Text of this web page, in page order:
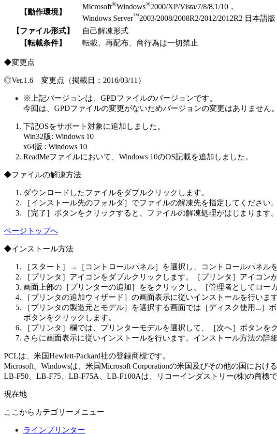
【動作環境】
Microsoft®Windows®2000/XP/Vista/7/8/8.1/10，
Windows Server™2003/2008/2008R2/2012/2012R2 日本語版
【ファイル形式】
自己解凍形式
【転載条件】
転載、再配布、商行為は一切禁止
◆変更点
◎Ver.1.6 変更点（掲載日：2016/03/11）
※ 上記バージョンは、GPDファイルのバージョンです。
今回は、GPDファイルの変更がないためバージョンの変更はありません。
下記OSをサポート対象に追加しました。
Win32版: Windows 10
x64版 : Windows 10
ReadMeファイルにおいて、Windows 10のOS記載を追加しました。
◆ファイルの解凍方法
ダウンロードしたファイルをダブルクリックします。
［インストール先のフォルダ］でファイルの解凍先を指定してください。
［完了］ボタンをクリックすると、ファイルの解凍処理がはじまります。
ページトップへ
◆インストール方法
［スタート］→［コントロールパネル］を選択し、コントロールパネル
［プリンタ］アイコンをダブルクリックします。［プリンタ］アイコ
画面上部の［プリンターの追加］ををクリックし、［管理者としてロー
［プリンタの追加ウィザード］の画面表示に従いインストールを行います
［プリンタの製造元とモデル］を選択する画面では［ディスク使用...
ボタンをクリックします。
［プリンタ］欄では、プリンターモデルを選択して、［次へ］ボタンを
さらに画面表示に従いインストールを行います。インストール方法の詳
PCLは、米国Hewlett-Packard社の登録商標です。
Microsoft、Windowsは、米国Microsoft Corporationの米国及びその他の国におけ
LB-F50、LB-F75、LB-F75A、LB-F100Aは、リコーインダストリー(株)の商標で
現在地
ここからカテゴリーメニュー
ラインプリンター